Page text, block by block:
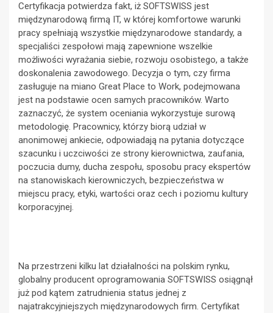
Certyfikacja potwierdza fakt, iż SOFTSWISS jest
międzynarodową firmą IT, w której komfortowe warunki
pracy spełniają wszystkie międzynarodowe standardy, a
specjaliści zespołowi mają zapewnione wszelkie
możliwości wyrażania siebie, rozwoju osobistego, a także
doskonalenia zawodowego. Decyzja o tym, czy firma
zasługuje na miano Great Place to Work, podejmowana
jest na podstawie ocen samych pracowników. Warto
zaznaczyć, że system oceniania wykorzystuje surową
metodologię. Pracownicy, którzy biorą udział w
anonimowej ankiecie, odpowiadają na pytania dotyczące
szacunku i uczciwości ze strony kierownictwa, zaufania,
poczucia dumy, ducha zespołu, sposobu pracy ekspertów
na stanowiskach kierowniczych, bezpieczeństwa w
miejscu pracy, etyki, wartości oraz cech i poziomu kultury
korporacyjnej.
Na przestrzeni kilku lat działalności na polskim rynku,
globalny producent oprogramowania SOFTSWISS osiągnął
już pod kątem zatrudnienia status jednej z
najatrakcyjniejszych międzynarodowych firm. Certyfikat